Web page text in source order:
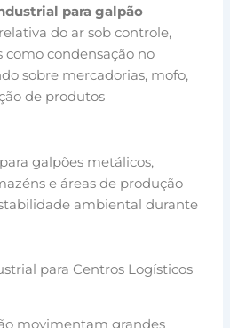
para galpão
do ar sob controle,
condensação no
sobre mercadorias, mofo,
de produtos
galpões metálicos,
e áreas de produção
ambiental durante
para Centros Logísticos